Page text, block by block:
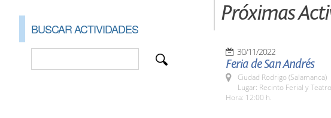
BUSCAR ACTIVIDADES
Próximas
30/11/2022
Feria de San Andrés
Ciudad Rodrigo (Salamanca)
Lugar: Recinto Ferial y
Hora: 12:00 h.